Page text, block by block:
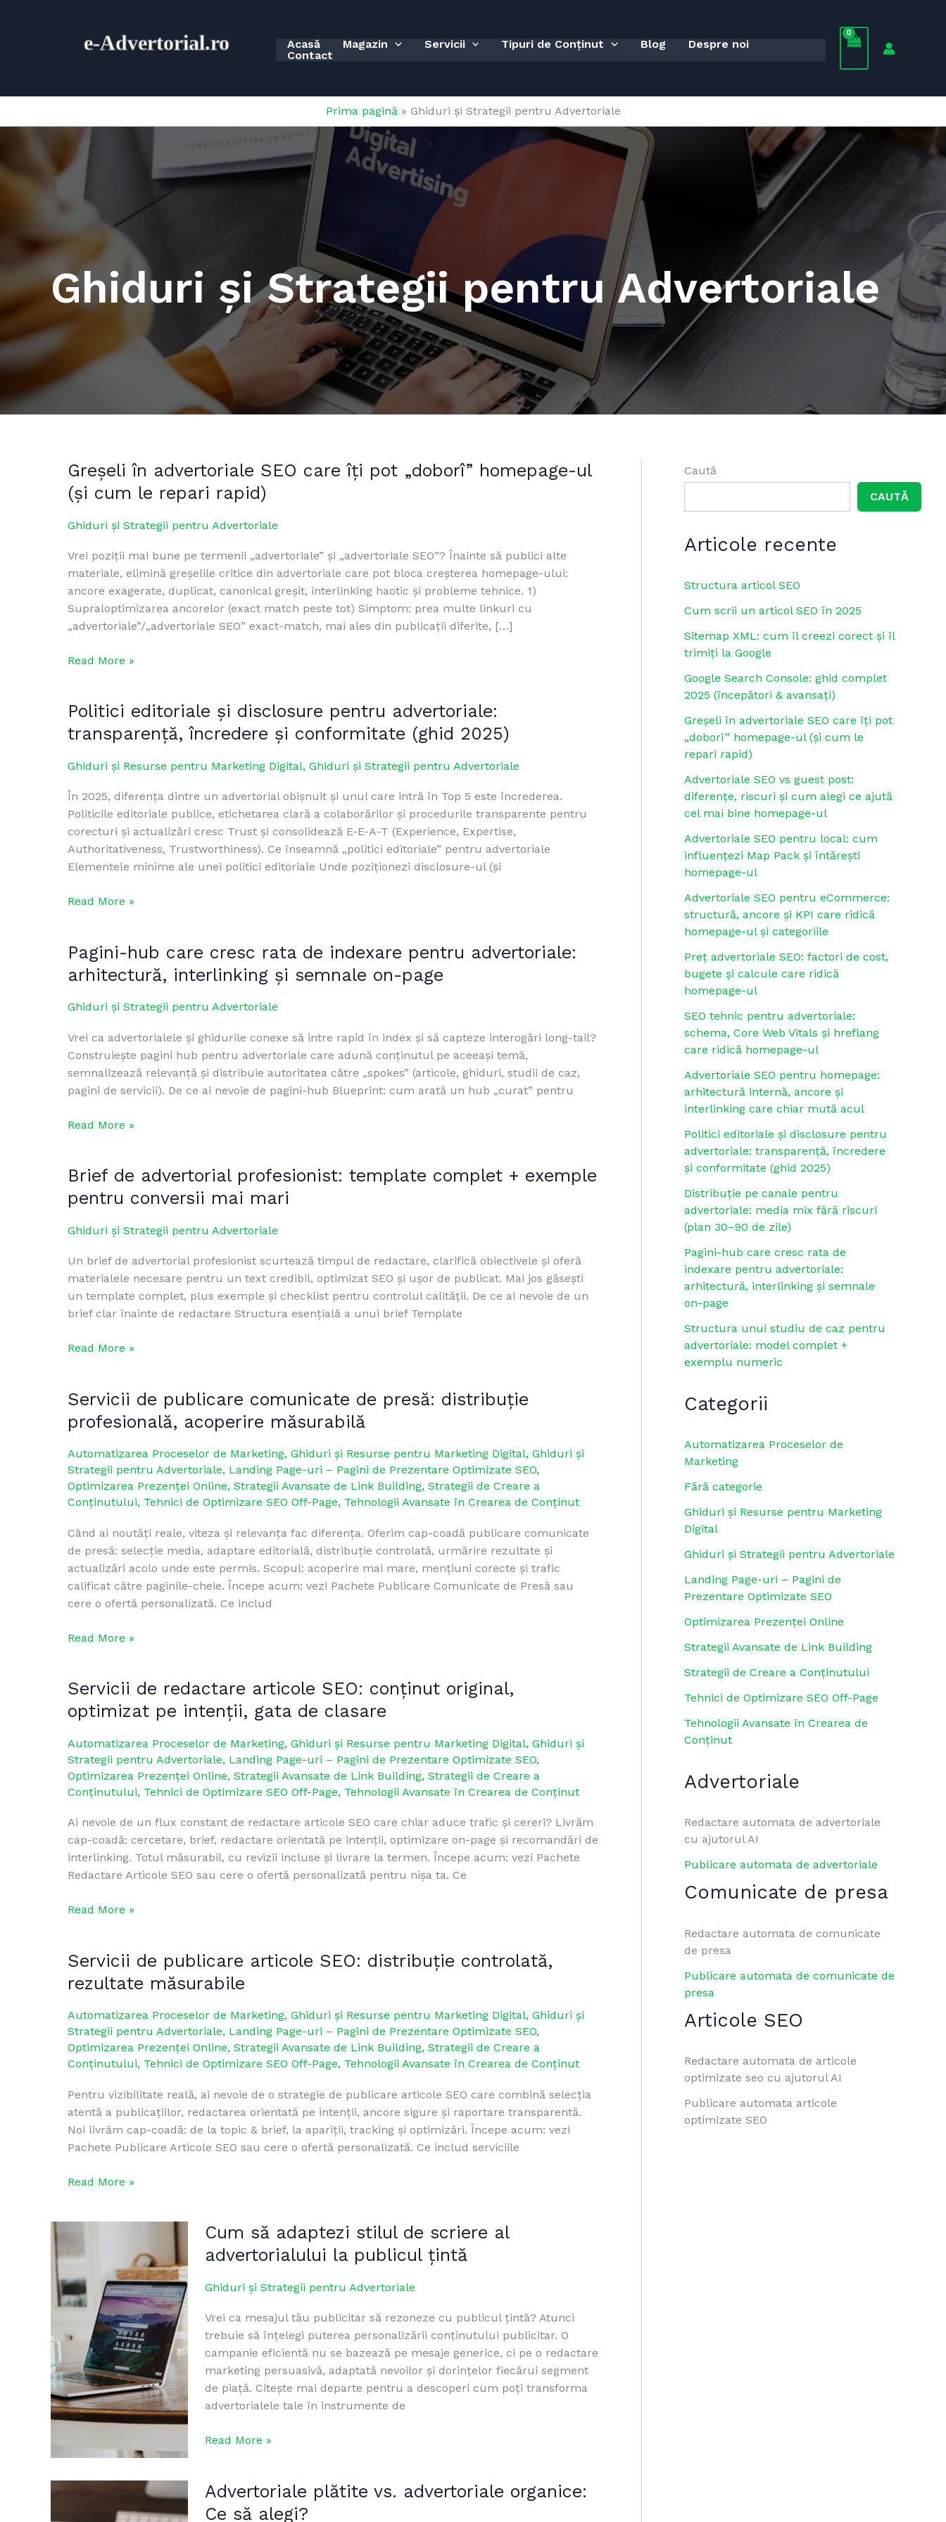
e-Advertorial.ro Acasă Magazin Servicii Tipuri de Conținut Blog
Despre noi
Contact
Prima pagină» Ghiduri și Strategii pentru Advertoriale
Ghiduri și Strategii pentru Advertoriale
Greșeli în advertoriale SEO care îți pot „doborî” homepage-ul
(și cum le repari rapid)
Ghiduri și Strategii pentru Advertoriale
Vrei poziții mai bune pe termenii „advertoriale” și „advertoriale SEO”? Înainte să publici alte
materiale, elimină greșelile critice din advertoriale care pot bloca creșterea homepage-ului:
ancore exagerate, duplicat, canonical greșit, interlinking haotic și probleme tehnice. 1)
Supraloptimizarea ancorelor (exact match peste tot) Simptom: prea multe linkuri cu
„advertoriale”/„advertoriale SEO” exact-match, mai ales din publicații diferite, […]
Greșeli
în
advertoriale
SEO
îți
pot
„doborî”
homepage-
ul
cum
rapid)
Read More »
Politici editoriale și disclosure pentru advertoriale:
transparență, încredere și conformitate (ghid 2025)
Ghiduri și Resurse pentru Marketing Digital, Ghiduri și Strategii pentru Advertoriale
În 2025, diferența dintre un advertorial obișnuit și unul care intră în Top 5 este încrederea.
Politicile editoriale publice, etichetarea clară a colaborărilor și procedurile transparente pentru
corecturi și actualizări cresc Trust și consolidează E-E-A-T (Experience, Expertise,
Authoritativeness, Trustworthiness). Ce înseamnă „politici editoriale” pentru advertoriale
Elementele minime ale unei politici editoriale Unde poziționezi disclosure-ul (și
Politici
editoriale
și
disclosure
advertoriale:
transparență,
încredere
și
conformitate
2025)
Read More »
Pagini-hub care cresc rata de indexare pentru advertoriale:
arhitectură, interlinking și semnale on-page
Ghiduri și Strategii pentru Advertoriale
Vrei ca advertorialele și ghidurile conexe să intre rapid în index și să capteze interogări long-tail?
Construiește pagini hub pentru advertoriale care adună conținutul pe aceeași temă,
semnalizează relevanță și distribuie autoritatea către „spokes” (articole, ghiduri, studii de caz,
pagini de servicii). De ce ai nevoie de pagini-hub Blueprint: cum arată un hub „curat” pentru
Pagini-
hub
care
cresc
de
indexare
pentru
advertoriale:
interlinking
on-
page
Read More »
Brief de advertorial profesionist: template complet + exemple
pentru conversii mai mari
Ghiduri și Strategii pentru Advertoriale
Un brief de advertorial profesionist scurtează timpul de redactare, clarifică obiectivele și oferă
materialele necesare pentru un text credibil, optimizat SEO și ușor de publicat. Mai jos găsești
un template complet, plus exemple și checklist pentru controlul calității. De ce ai nevoie de un
brief clar înainte de redactare Structura esențială a unui brief Template
Brief
advertorial
profesionist:
complet
+
exemple
pentru
mai
Read More »
Servicii de publicare comunicate de presă: distribuție
profesională, acoperire măsurabilă
Automatizarea Proceselor de Marketing, Ghiduri și Resurse pentru Marketing Digital, Ghiduri și
Strategii pentru Advertoriale, Landing Page-uri – Pagini de Prezentare Optimizate SEO,
Optimizarea Prezenței Online, Strategii Avansate de Link Building, Strategii de Creare a
Conținutului, Tehnici de Optimizare SEO Off-Page, Tehnologii Avansate în Crearea de Conținut
Când ai noutăți reale, viteza și relevanța fac diferența. Oferim cap-coadă publicare comunicate
de presă: selecție media, adaptare editorială, distribuție controlată, urmărire rezultate și
actualizări acolo unde este permis. Scopul: acoperire mai mare, mențiuni corecte și trafic
calificat către paginile-cheie. Începe acum: vezi Pachete Publicare Comunicate de Presă sau
cere o ofertă personalizată. Ce includ
Servicii
publicare
comunicate
de
presă:
distribuție
acoperire
măsurabilă
Read More »
Servicii de redactare articole SEO: conținut original,
optimizat pe intenții, gata de clasare
Automatizarea Proceselor de Marketing, Ghiduri și Resurse pentru Marketing Digital, Ghiduri și
Strategii pentru Advertoriale, Landing Page-uri – Pagini de Prezentare Optimizate SEO,
Optimizarea Prezenței Online, Strategii Avansate de Link Building, Strategii de Creare a
Conținutului, Tehnici de Optimizare SEO Off-Page, Tehnologii Avansate în Crearea de Conținut
Ai nevoie de un flux constant de redactare articole SEO care chiar aduce trafic și cereri? Livrăm
cap-coadă: cercetare, brief, redactare orientată pe intenții, optimizare on-page și recomandări de
interlinking. Totul măsurabil, cu revizii incluse și livrare la termen. Începe acum: vezi Pachete
Redactare Articole SEO sau cere o ofertă personalizată pentru nișa ta. Ce
Servicii
redactare
articole
SEO:
conținut
original,
pe
intenții,
gata
de
Read More »
Servicii de publicare articole SEO: distribuție controlată,
rezultate măsurabile
Automatizarea Proceselor de Marketing, Ghiduri și Resurse pentru Marketing Digital, Ghiduri și
Strategii pentru Advertoriale, Landing Page-uri – Pagini de Prezentare Optimizate SEO,
Optimizarea Prezenței Online, Strategii Avansate de Link Building, Strategii de Creare a
Conținutului, Tehnici de Optimizare SEO Off-Page, Tehnologii Avansate în Crearea de Conținut
Pentru vizibilitate reală, ai nevoie de o strategie de publicare articole SEO care combină selecția
atentă a publicațiilor, redactarea orientată pe intenții, ancore sigure și raportare transparentă.
Noi livrăm cap-coadă: de la topic & brief, la apariții, tracking și optimizări. Începe acum: vezi
Pachete Publicare Articole SEO sau cere o ofertă personalizată. Ce includ serviciile
Servicii
publicare
articole
SEO:
distribuție
controlată,
măsurabile
Read More »
Cum să adaptezi stilul de scriere al
advertorialului la publicul țintă
Ghiduri și Strategii pentru Advertoriale
Vrei ca mesajul tău publicitar să rezoneze cu publicul țintă? Atunci
trebuie să înțelegi puterea personalizării conținutului publicitar. O
campanie eficientă nu se bazează pe mesaje generice, ci pe o redactare
marketing persuasivă, adaptată nevoilor și dorințelor fiecărui segment
de piață. Citește mai departe pentru a descoperi cum poți transforma
advertorialele tale în instrumente de
Cum
adaptezi
stilul
scriere
al
advertorialului
la
publicul
țintă
Read More »
Advertoriale plătite vs. advertoriale organice:
Ce să alegi?
Advertoriale
plătite
Caută
CAUTĂ
Articole recente
Structura articol SEO
Cum scrii un articol SEO în 2025
Sitemap XML: cum îl creezi corect și îl
trimiți la Google
Google Search Console: ghid complet
2025 (începători & avansați)
Greșeli în advertoriale SEO care îți pot
„doborî” homepage-ul (și cum le
repari rapid)
Advertoriale SEO vs guest post:
diferențe, riscuri și cum alegi ce ajută
cel mai bine homepage-ul
Advertoriale SEO pentru local: cum
influențezi Map Pack și întărești
homepage-ul
Advertoriale SEO pentru eCommerce:
structură, ancore și KPI care ridică
homepage-ul și categoriile
Preț advertoriale SEO: factori de cost,
bugete și calcule care ridică
homepage-ul
SEO tehnic pentru advertoriale:
schema, Core Web Vitals și hreflang
care ridică homepage-ul
Advertoriale SEO pentru homepage:
arhitectură internă, ancore și
interlinking care chiar mută acul
Politici editoriale și disclosure pentru
advertoriale: transparență, încredere
și conformitate (ghid 2025)
Distribuție pe canale pentru
advertoriale: media mix fără riscuri
(plan 30–90 de zile)
Pagini-hub care cresc rata de
indexare pentru advertoriale:
arhitectură, interlinking și semnale
on-page
Structura unui studiu de caz pentru
advertoriale: model complet +
exemplu numeric
Categorii
Automatizarea Proceselor de
Marketing
Fără categorie
Ghiduri și Resurse pentru Marketing
Digital
Ghiduri și Strategii pentru Advertoriale
Landing Page-uri – Pagini de
Prezentare Optimizate SEO
Optimizarea Prezenței Online
Strategii Avansate de Link Building
Strategii de Creare a Conținutului
Tehnici de Optimizare SEO Off-Page
Tehnologii Avansate în Crearea de
Conținut
Advertoriale
Redactare automata de advertoriale
cu ajutorul AI
Publicare automata de advertoriale
Comunicate de presa
Redactare automata de comunicate
de presa
Publicare automata de comunicate de
presa
Articole SEO
Redactare automata de articole
optimizate seo cu ajutorul AI
Publicare automata articole
optimizate SEO